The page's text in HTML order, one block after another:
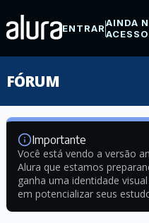
ENTRARAINDA
FÓRUM
Importante
Você está vendo a versão
Alura que estamos
ganha uma identidade
em potencializar seus